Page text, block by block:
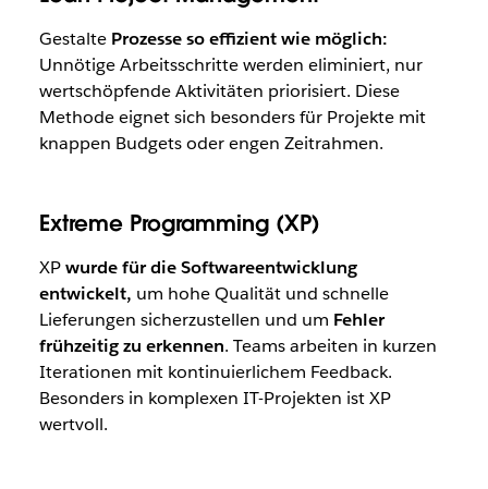
GestalteProzesse so effizient wie möglich:
Unnötige Arbeitsschritte werden eliminiert, nur
wertschöpfende Aktivitäten priorisiert. Diese
Methode eignet sich besonders für Projekte mit
knappen Budgets oder engen Zeitrahmen.
Extreme Programming (XP)
XPwurde für die Softwareentwicklung
entwickelt, um hohe Qualität und schnelle
Lieferungen sicherzustellen und um Fehler
frühzeitig zu erkennen. Teams arbeiten in kurzen
Iterationen mit kontinuierlichem Feedback.
Besonders in komplexen IT-Projekten ist XP
wertvoll.